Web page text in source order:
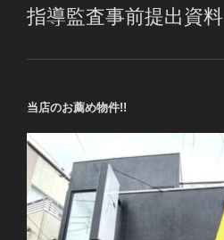
指導監査事前提出資料
当店のお薦め物件!!